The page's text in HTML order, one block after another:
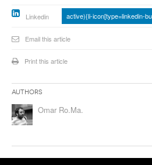
Linkedin active){li-icon[type=linkedin-
Email this article
Print this article
Authors
Omar Ro.Ma.